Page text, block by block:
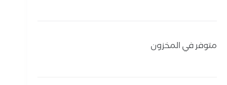
متوفر في المخزون